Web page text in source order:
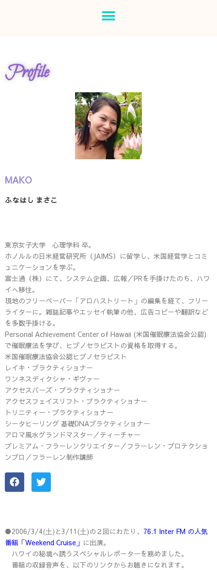
Profile
MAKO
ふなはし まさこ
東京女子大学 心理学科 卒。
ホノルルの日米経営研究所（JAIMS）に留学し、米国経営学とコミ
ュニケーションを学ぶ。
富士通（株）にて、システム企画、広報／PRを手掛けたのち、ハワ
イへ移住。
現地のフリーペーパー「アロハストリート」の編集を経て、フリー
ライターに。雑誌記事やエッセイ執筆の他、広告コピーや翻訳など
を多数手掛ける。
Personal Achievement Center of Hawaii (米国催眠療法協会公認)
で催眠療法を学び、ヒプノセラピストの資格を取得する。
米国催眠療法協会公認ヒプノセラピスト
レイキ・プラクティショナー
ワンネスディクシャ・ギヴァー
アクセスバーズ・プラクティショナー
アクセスフェイスリフト・プラクティショナー
トリニティー・プラクティショナー
シータヒーリング 基礎DNAプラクティショナー
アロマ風水グランドマスター／ティーチャー
プレミアム・フラーレンクリエイター／フラーレン・プロテクショ
ンプロ／フラーレン制作講師
●2006/3/4(土)と3/11(土)の２回にわたり、 76.1 Inter FM の人気
番組「Weekend Cruise」 に出演。
ハワイの秘境へ誘うスペシャルレポーターを務めました。
番組の収録音声を、以下のリンクからお聴きになれます。